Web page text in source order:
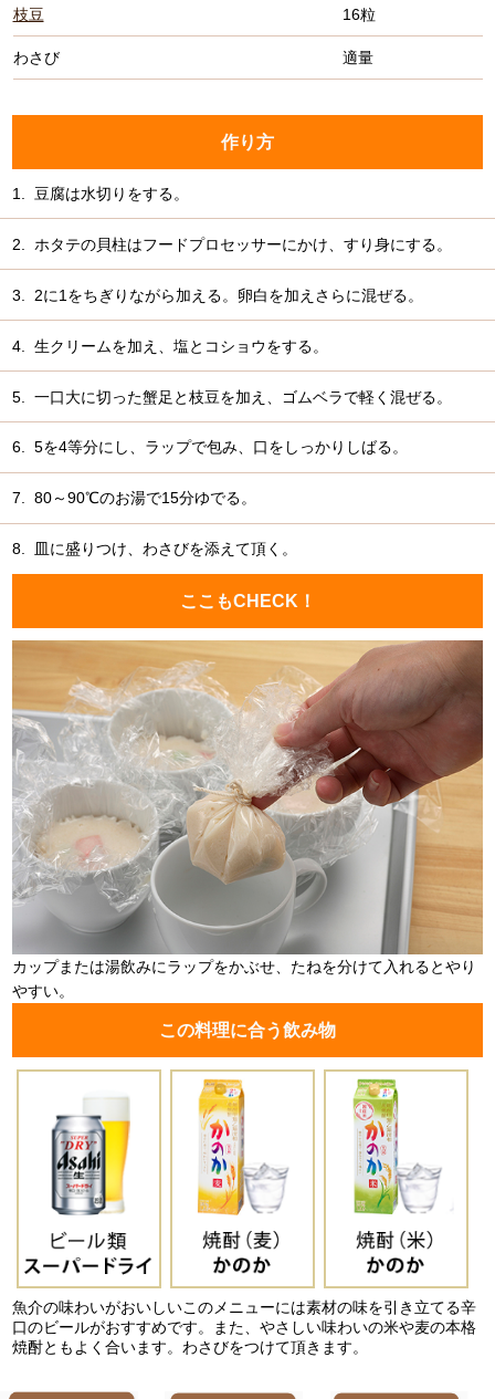
枝豆 16粒
わさび 適量
作り方
1. 豆腐は水切りをする。
2. ホタテの貝柱はフードプロセッサーにかけ、すり身にする。
3. 2に1をちぎりながら加える。卵白を加えさらに混ぜる。
4. 生クリームを加え、塩とコショウをする。
5. 一口大に切った蟹足と枝豆を加え、ゴムベラで軽く混ぜる。
6. 5を4等分にし、ラップで包み、口をしっかりしばる。
7. 80～90℃のお湯で15分ゆでる。
8. 皿に盛りつけ、わさびを添えて頂く。
ここもCHECK！
カップまたは湯飲みにラップをかぶせ、たねを分けて入れるとやり
やすい。
この料理に合う飲み物
魚介の味わいがおいしいこのメニューには素材の味を引き立てる辛
口のビールがおすすめです。また、やさしい味わいの米や麦の本格
焼酎ともよく合います。わさびをつけて頂きます。